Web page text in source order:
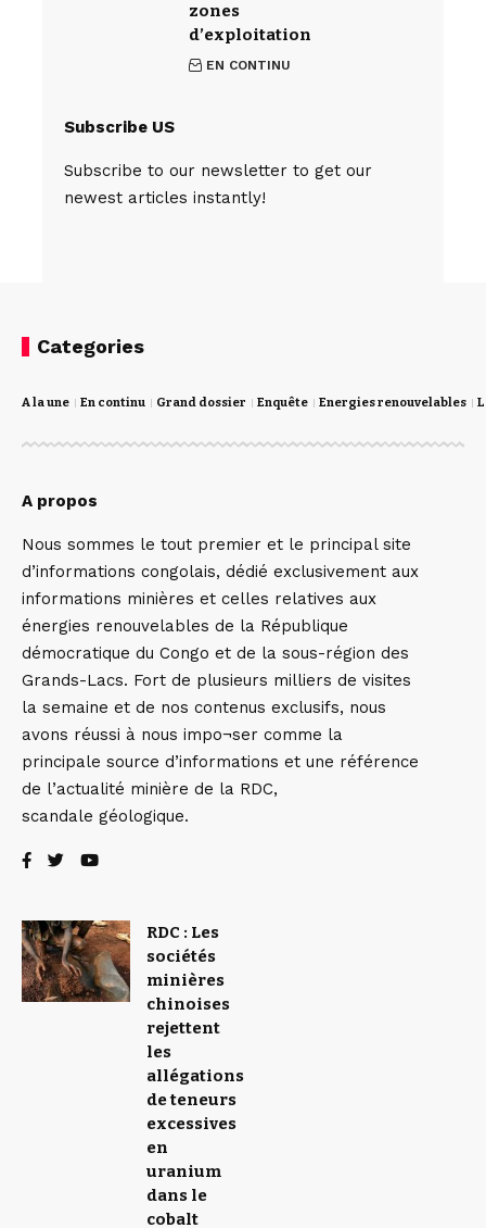
zones
d’exploitation
EN CONTINU
Subscribe US
Subscribe to our newsletter to get our
newest articles instantly!
Categories
A la une En continu Grand dossier Enquête Energies renouvelables
A propos
Nous sommes le tout premier et le principal site
d’informations congolais, dédié exclusivement aux
informations minières et celles relatives aux
énergies renouvelables de la République
démocratique du Congo et de la sous-région des
Grands-Lacs. Fort de plusieurs milliers de visites
la semaine et de nos contenus exclusifs, nous
avons réussi à nous impo¬ser comme la
principale source d’informations et une référence
de l’actualité minière de la RDC,
scandale géologique.
RDC : Les
sociétés
minières
chinoises
rejettent
les
allégations
de teneurs
excessives
en
uranium
dans le
cobalt